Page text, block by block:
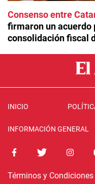
Consenso entre
firmaron un acuerdo
consolidación fiscal
INICIO
INFORMACIÓN GENERAL
Términos y Condiciones